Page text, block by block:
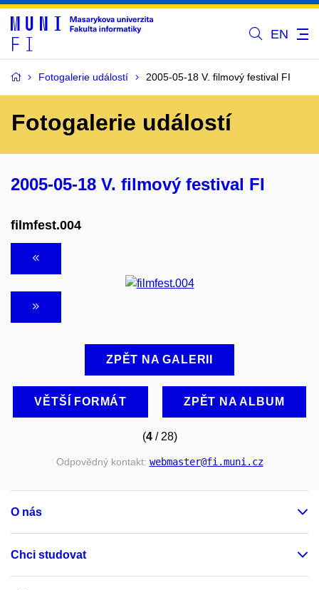
EN
Fotogalerie událostí 2005-05-18 V. filmový festival FI
Fotogalerie událostí
2005-05-18 V. filmový festival FI
filmfest.004
ZPĚT NA GALERII
VĚTŠÍ FORMÁT ZPĚT NA ALBUM
(4/ 28)
Odpovědný kontakt: webmaster@fi.muni.cz
O nás
Chci studovat